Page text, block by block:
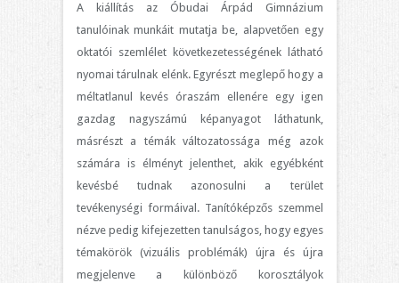
A kiállítás az Óbudai Árpád Gimnázium
tanulóinak munkáit mutatja be, alapvetően egy
oktatói szemlélet következetességének látható
nyomai tárulnak elénk. Egyrészt meglepő hogy a
méltatlanul kevés óraszám ellenére egy igen
gazdag nagyszámú képanyagot láthatunk,
másrészt a témák változatossága még azok
számára is élményt jelenthet, akik egyébként
kevésbé tudnak azonosulni a terület
tevékenységi formáival. Tanítóképzős szemmel
nézve pedig kifejezetten tanulságos, hogy egyes
témakörök (vizuális problémák) újra és újra
megjelenve a különböző korosztályok